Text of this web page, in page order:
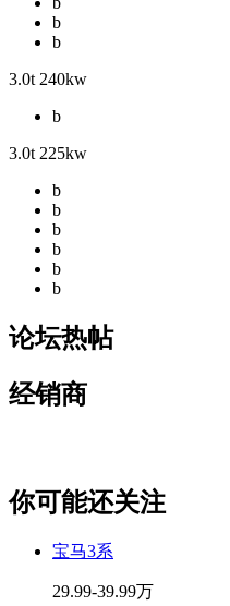
b
b
3.0t 240kw
b
3.0t 225kw
b
b
b
b
b
b
论坛热帖
经销商
你可能还关注
宝马3系
29.99-39.99万